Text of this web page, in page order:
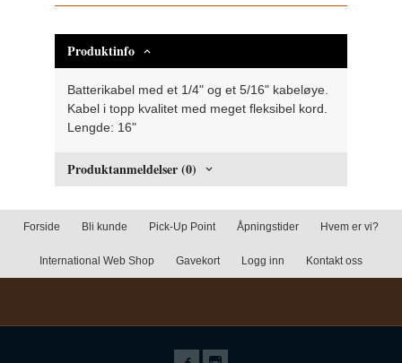
Produktinfo
Batterikabel med et 1/4" og et 5/16" kabeløye.
Kabel i topp kvalitet med meget fleksibel kord.
Lengde: 16"
Produktanmeldelser (0)
Forside Bli kunde Pick-Up Point Åpningstider Hvem er vi?
International Web Shop Gavekort Logg inn Kontakt oss